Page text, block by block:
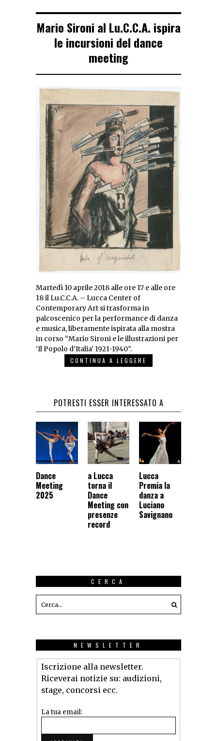
Mario Sironi al Lu.C.C.A. ispira
le incursioni del dance
meeting
Martedì 10 aprile 2018 alle ore 17 e alle ore
18 il Lu.C.C.A. – Lucca Center of
Contemporary Art si trasforma in
palcoscenico per la performance di danza
e musica, liberamente ispirata alla mostra
in corso “Mario Sironi e le illustrazioni per
‘Il Popolo d’Italia’ 1921-1940”.
CONTINUA A LEGGERE
POTRESTI ESSER INTERESSATO A
Dance
Meeting
2025
a Lucca
torna il
Dance
Meeting con
presenze
record
Lucca
Premia la
danza a
Luciano
Savignano
CERCA
NEWSLETTER
Iscrizione alla newsletter.
Riceverai notizie su: audizioni,
stage, concorsi ecc.
La tua email: